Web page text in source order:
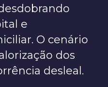
e
O cenário
dos
desleal.